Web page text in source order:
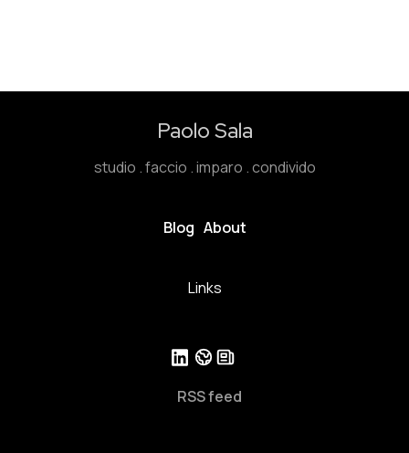
Paolo Sala
studio . faccio . imparo . condivido
Blog About
Links
RSS feed